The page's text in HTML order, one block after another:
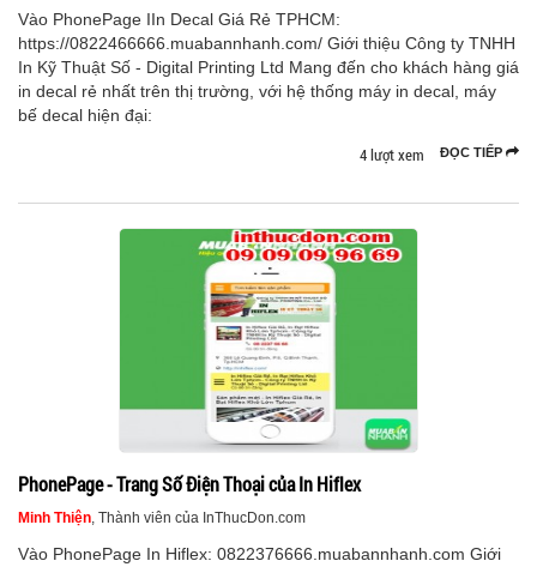
Vào PhonePage IIn Decal Giá Rẻ TPHCM:
https://0822466666.muabannhanh.com/ Giới thiệu Công ty TNHH
In Kỹ Thuật Số - Digital Printing Ltd Mang đến cho khách hàng giá
in decal rẻ nhất trên thị trường, với hệ thống máy in decal, máy
bế decal hiện đại:
ĐỌC TIẾP
4 lượt xem
PhonePage - Trang Số Điện Thoại của In Hiflex
Minh Thiện, Thành viên của InThucDon.com
Vào PhonePage In Hiflex: 0822376666.muabannhanh.com Giới